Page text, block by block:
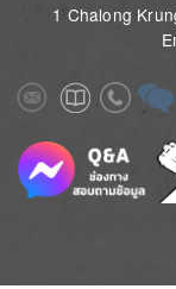
1 Chalong
ImageImageImageImage
Image